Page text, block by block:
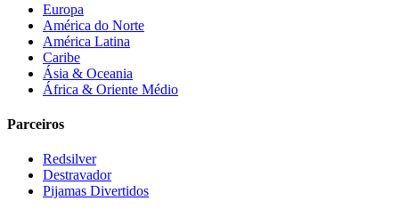
Europa
América do Norte
América Latina
Caribe
Ásia & Oceania
África & Oriente Médio
Parceiros
Redsilver
Destravador
Pijamas Divertidos